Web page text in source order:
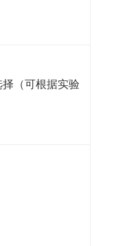
（可根据实验